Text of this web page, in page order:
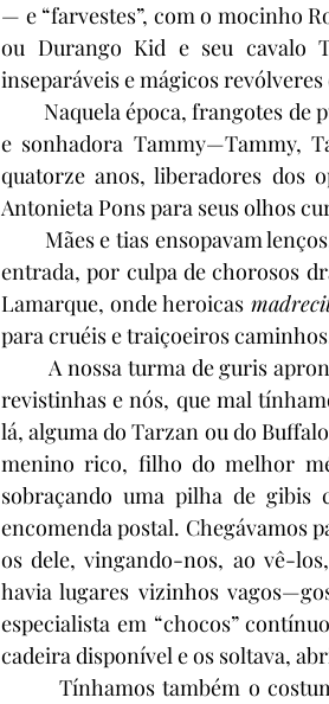
— e “farvestes”, com o mocinho
ou Durango Kid e seu cavalo
inseparáveis e mágicos
Naquela época, frangotes de
e sonhadora Tammy—Tammy,
quatorze anos, liberadores dos
Antonieta Pons para seus olhos
Mães e tias ensopavam lenços,
entrada, por culpa de chorosos
Lamarque, onde heroicas
para cruéis e traiçoeiros
A nossa turma de guris
revistinhas e nós, que mal
lá, alguma do Tarzan ou do
menino rico, filho do melhor
sobraçando uma pilha de gibis
encomenda postal. Chegávamos
os dele, vingando-nos, ao vê-
havia lugares vizinhos
especialista em “chocos”
cadeira disponível e os soltava,
Tínhamos também o